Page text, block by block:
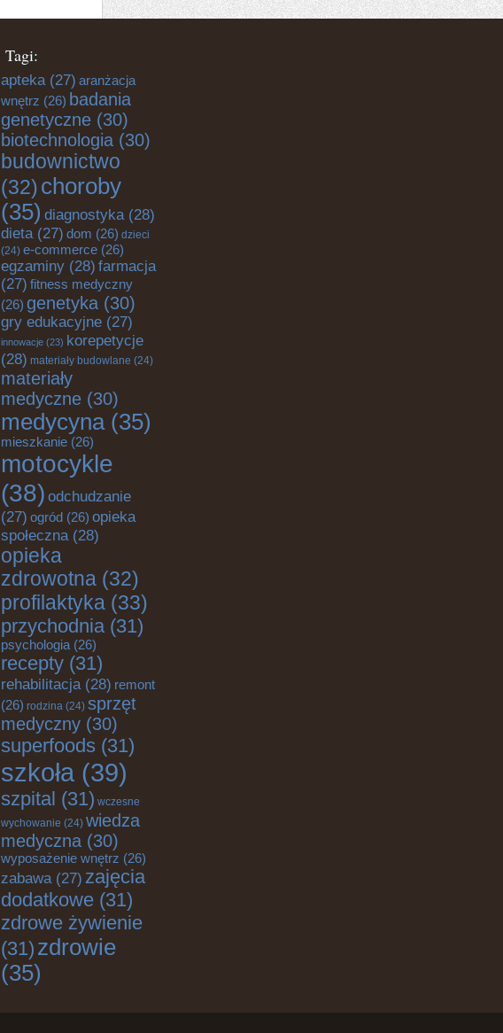
Tagi:
apteka(27) aranżacja
wnętrz (26) badania
genetyczne (30)
biotechnologia (30)
budownictwo
(32) choroby
(35) diagnostyka(28)
dieta(27) dom (26) dzieci
(24) e-commerce (26)
egzaminy (28) farmacja
(27) fitness medyczny
(26) genetyka (30)
gry edukacyjne (27)
innowacje (23) korepetycje
(28) materiały budowlane (24)
materiały
medyczne (30)
medycyna(35)
mieszkanie (26)
motocykle
(38) odchudzanie
(27) ogród (26) opieka
społeczna(28)
opieka
zdrowotna (32)
profilaktyka (33)
przychodnia(31)
psychologia (26)
recepty (31)
rehabilitacja(28) remont
(26) rodzina (24) sprzęt
medyczny (30)
superfoods (31)
szkoła (39)
szpital (31) wczesne
wychowanie (24) wiedza
medyczna (30)
wyposażenie wnętrz (26)
zabawa(27) zajęcia
dodatkowe (31)
zdrowe żywienie
(31) zdrowie
(35)